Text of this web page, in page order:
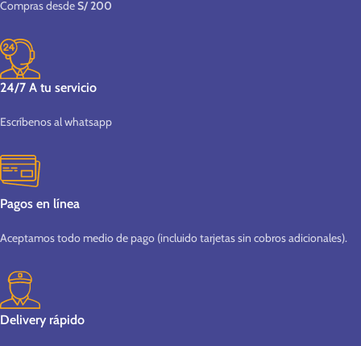
Compras desdeS/ 200
24/7 A tu servicio
Escríbenos al whatsapp
Pagos en línea
Aceptamos todo medio de pago (incluido tarjetas sin cobros adicionales).
Delivery rápido